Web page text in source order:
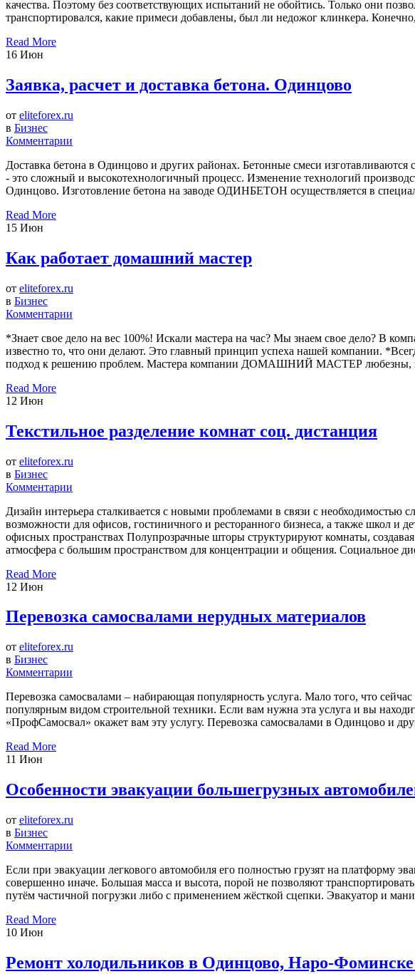
качества. Поэтому без соответствующих испытаний не обойтись. Только они
транспортировался, какие примеси добавлены, был ли недожог клинкера.
Read More
16 Июн
Заявка, расчет и доставка бетона. Одинцово
от eliteforex.ru
в Бизнес
Комментарии
Доставка бетона в Одинцово и других районах. Бетонные смеси
- это сложный и высокотехнологичный процесс. Изменение технологий
Одинцово. Изготовление бетона на заводе ОДИНБЕТОН осуществляется в
Read More
15 Июн
Как работает домашний мастер
от eliteforex.ru
в Бизнес
Комментарии
*Знает свое дело на вес 100%! Искали мастера на час? Мы знаем свое дело?
известно то, что они делают. Это главный принцип успеха нашей компании.
подход к решению проблем. Мастера компании ДОМАШНИЙ МАСТЕР любезны,
Read More
12 Июн
Текстильное разделение комнат соц. дистанция
от eliteforex.ru
в Бизнес
Комментарии
Дизайн интерьера сталкивается с новыми проблемами в связи с
возможности для офисов, гостиничного и ресторанного бизнеса, а также школ и
офисных пространствах Полупрозрачные шторы структурируют комнаты,
атмосфера с большим пространством для концентрации и общения. Социальное
Read More
12 Июн
Перевозка самосвалами нерудных материалов
от eliteforex.ru
в Бизнес
Комментарии
Перевозка самосвалами – набирающая популярность услуга. Мало того, что
популярным видом строительной техники. Если вам нужна эта услуга и вы
«ПрофСамосвал» окажет вам эту услугу. Перевозка самосвалами в Одинцово и
Read More
11 Июн
Особенности эвакуации большегрузных
от eliteforex.ru
в Бизнес
Комментарии
Если при эвакуации легкового автомобиля его полностью грузят на платформу
совершенно иначе. Большая масса и высота, порой не позволяют
путём частичной погрузки либо с применением жёсткой сцепки. Эвакуатор и
Read More
10 Июн
Ремонт холодильников в Одинцово, Наро-